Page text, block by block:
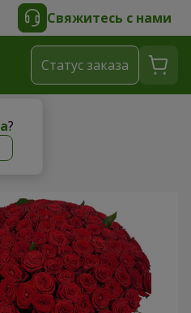
Свяжитесь с нами
?
Cтатус заказа